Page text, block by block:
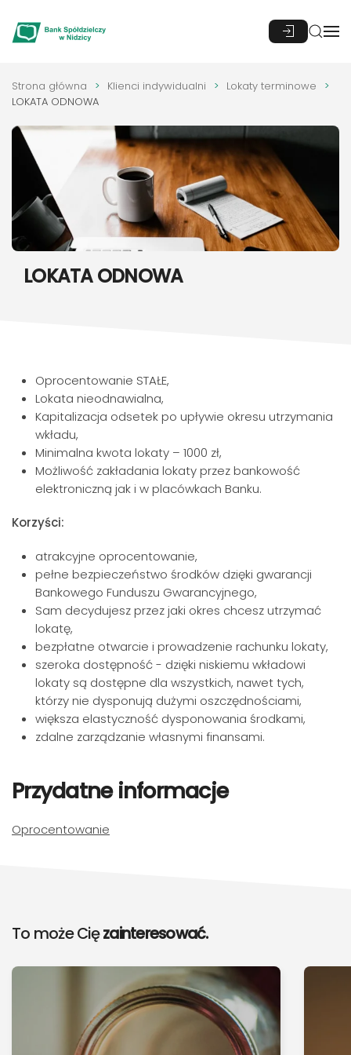
Przejdź do głównej treści
Strona główna Klienci indywidualni
Lokaty terminowe
LOKATA ODNOWA
LOKATA ODNOWA
Oprocentowanie STAŁE,
Lokata nieodnawialna,
Kapitalizacja odsetek po upływie okresu utrzymania
wkładu,
Minimalna kwota lokaty – 1000 zł,
Możliwość zakładania lokaty przez bankowość
elektroniczną jak i w placówkach Banku.
Korzyści:
atrakcyjne oprocentowanie,
pełne bezpieczeństwo środków dzięki gwarancji
Bankowego Funduszu Gwarancyjnego,
Sam decydujesz przez jaki okres chcesz utrzymać
lokatę,
bezpłatne otwarcie i prowadzenie rachunku lokaty,
szeroka dostępność - dzięki niskiemu wkładowi
lokaty są dostępne dla wszystkich, nawet tych,
którzy nie dysponują dużymi oszczędnościami,
większa elastyczność dysponowania środkami,
zdalne zarządzanie własnymi finansami.
Przydatne informacje
Oprocentowanie
To może Cięzainteresować.